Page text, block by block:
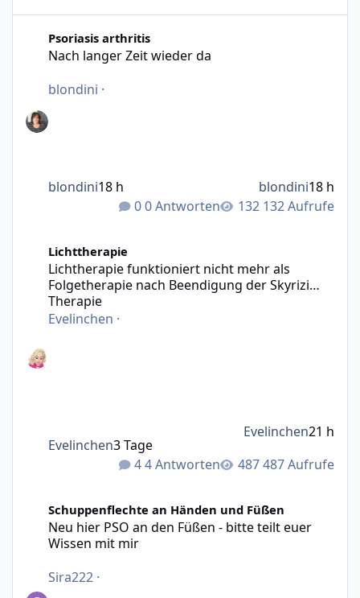
Psoriasis arthritis
Nach langer Zeit wieder da
blondini ·
0 Antworten 132 Aufrufe
blondini18 h blondini18 h
Lichttherapie
Lichtherapie funktioniert nicht mehr als
Folgetherapie nach Beendigung der Skyrizi
Therapie
Evelinchen ·
4 Antworten 487 Aufrufe
Evelinchen3 Tage
Evelinchen21 h
Schuppenflechte an Händen und Füßen
Neu hier PSO an den Füßen - bitte teilt euer
Wissen mit mir
Sira222 ·